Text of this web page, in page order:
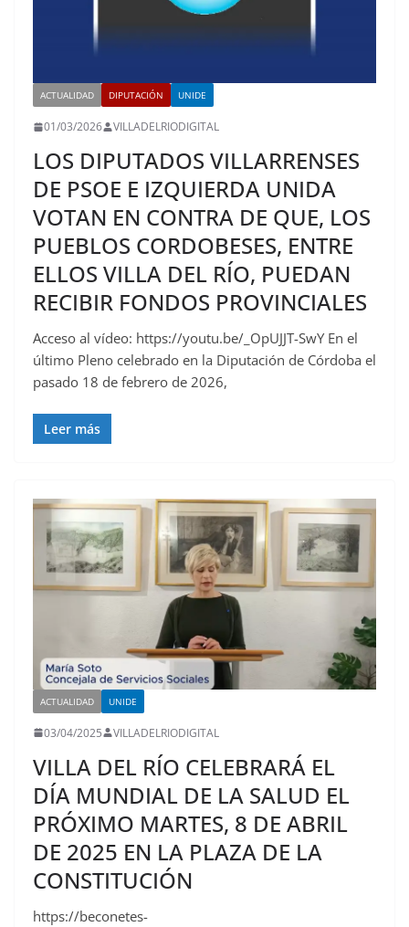
ACTUALIDAD DIPUTACIÓN UNIDE
01/03/2026 VILLADELRIODIGITAL
LOS DIPUTADOS VILLARRENSES
DE PSOE E IZQUIERDA UNIDA
VOTAN EN CONTRA DE QUE, LOS
PUEBLOS CORDOBESES, ENTRE
ELLOS VILLA DEL RÍO, PUEDAN
RECIBIR FONDOS PROVINCIALES
Acceso al vídeo: https://youtu.be/_OpUJJT-SwY En el
último Pleno celebrado en la Diputación de Córdoba el
pasado 18 de febrero de 2026,
Leer más
ACTUALIDAD UNIDE
03/04/2025 VILLADELRIODIGITAL
VILLA DEL RÍO CELEBRARÁ EL
DÍA MUNDIAL DE LA SALUD EL
PRÓXIMO MARTES, 8 DE ABRIL
DE 2025 EN LA PLAZA DE LA
CONSTITUCIÓN
https://beconetes-